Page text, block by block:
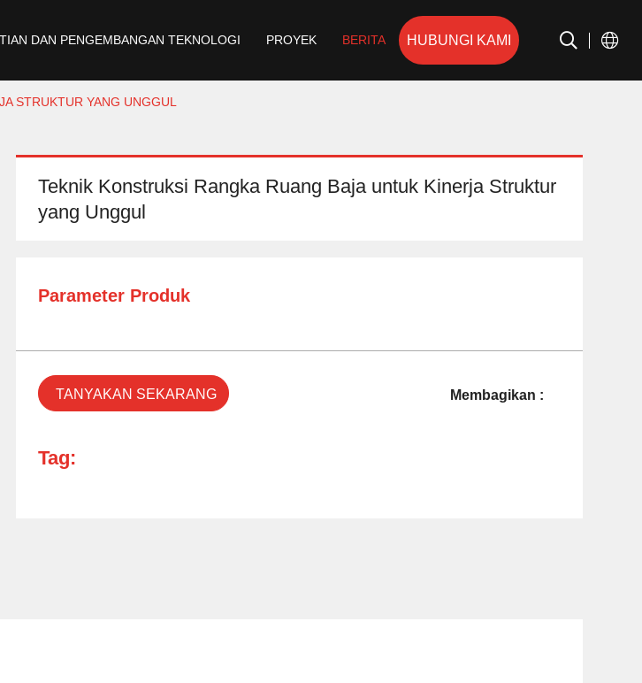
DAN PENGEMBANGAN TEKNOLOGI PROYEK BERITA HUBUNGI KAMI
STRUKTUR YANG UNGGUL
Teknik Konstruksi Rangka Ruang Baja untuk Kinerja Struktur
yang Unggul
Parameter Produk
TANYAKAN SEKARANG Membagikan :
Tag: